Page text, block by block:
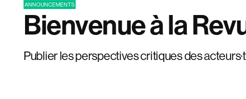
ANNOUNCEMENTS
Bienvenue à la
Publier les perspectives critiques des